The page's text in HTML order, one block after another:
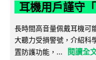
耳機用戶謹守
長時間高音量佩戴耳機可
大聽力受損警號，介紹科
置防護功能，...
閱讀全